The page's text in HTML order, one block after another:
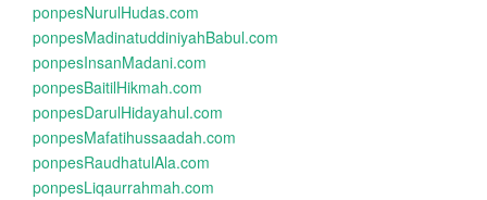
ponpesNurulHudas.com
ponpesMadinatuddiniyahBabul.com
ponpesInsanMadani.com
ponpesBaitilHikmah.com
ponpesDarulHidayahul.com
ponpesMafatihussaadah.com
ponpesRaudhatulAla.com
ponpesLiqaurrahmah.com